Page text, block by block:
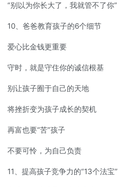
“别以为你长大了，我就管不了你”
10、爸爸教育孩子的6个细节
爱心比金钱更重要
守时，就是守住你的诚信根基
别让孩子囿于自己的天地
将挫折变为孩子成长的契机
再富也要“苦”孩子
不要可怜，为自己负责
11、提高孩子竞争力的“13个法宝”